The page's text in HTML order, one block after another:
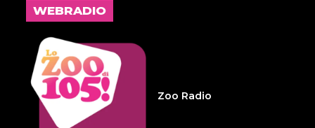
frammenti d'anima 32
14 LUGLIO 2026
Infameria Telefonica -
Sospensione patente
WEBRADIO
Zoo Radio